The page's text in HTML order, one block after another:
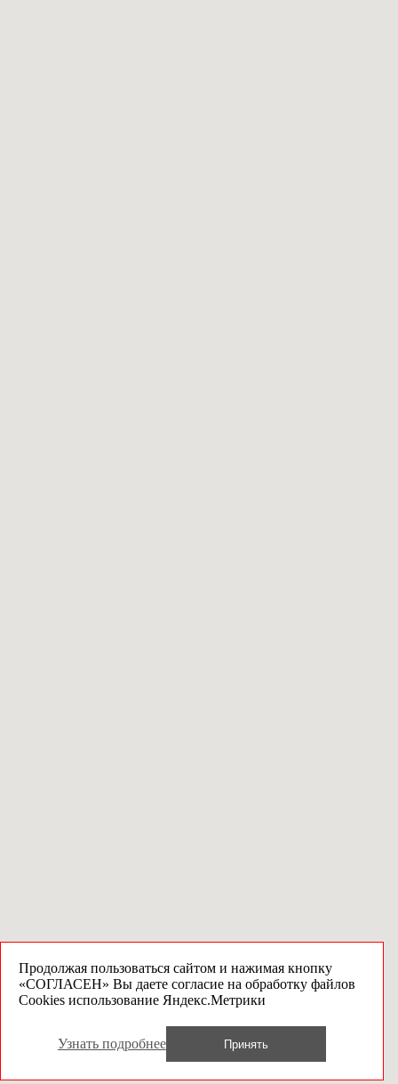
Продолжая пользоваться сайтом и нажимая кнопку
«СОГЛАСЕН» Вы даете согласие на обработку файлов
Cookies использование Яндекс.Метрики
Узнать подробнее Принять